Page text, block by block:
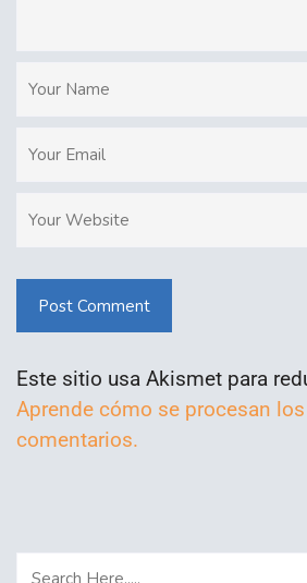
Post Comment
Este sitio usa Akismet para
Aprende cómo se procesan
comentarios.